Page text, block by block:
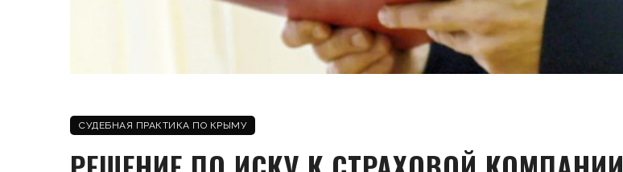
СУДЕБНАЯ ПРАКТИКА ПО КРЫМУ